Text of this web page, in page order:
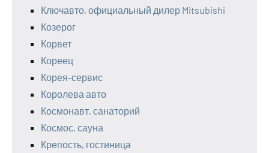
Ключавто, официальный дилер Mitsubishi
Козерог
Корвет
Кореец
Корея-сервис
Королева авто
Космонавт, санаторий
Космос, сауна
Крепость, гостиница